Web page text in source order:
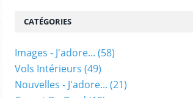
CATÉGORIES
Images - J'adore... (58)
Vols Intérieurs (49)
Nouvelles - J'adore... (21)